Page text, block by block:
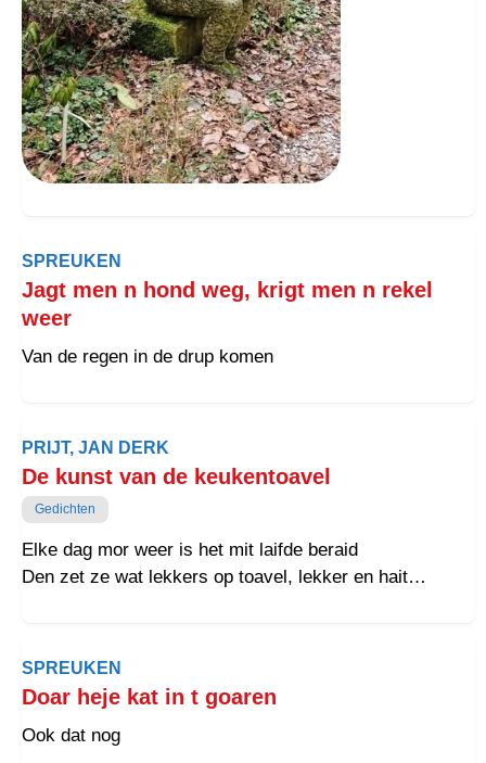
SPREUKEN
Jagt men n hond weg, krigt men n rekel
weer
Van de regen in de drup komen
PRIJT, JAN DERK
De kunst van de keukentoavel
Gedichten
Elke dag mor weer is het mit laifde beraid
Den zet ze wat lekkers op toavel, lekker en hait
SPREUKEN
Doar heje kat in t goaren
Ook dat nog